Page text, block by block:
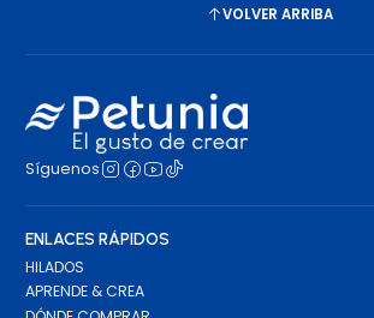
VOLVER ARRIBA
Síguenos
ENLACES RÁPIDOS
HILADOS
APRENDE & CREA